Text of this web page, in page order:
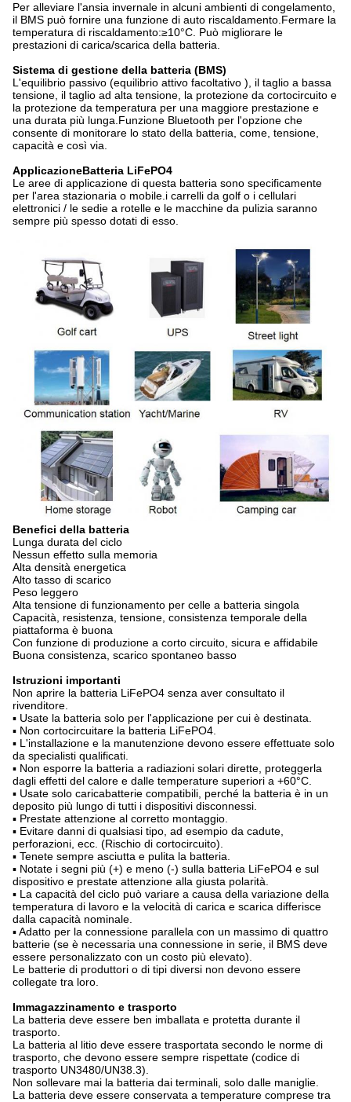
Per alleviare l'ansia invernale in alcuni ambienti di congelamento,
il BMS può fornire una funzione di auto riscaldamento.Fermare la
temperatura di riscaldamento:≥10°C. Può migliorare le
prestazioni di carica/scarica della batteria.
Sistema di gestione della batteria (BMS)
L'equilibrio passivo (equilibrio attivo facoltativo ), il taglio a bassa
tensione, il taglio ad alta tensione, la protezione da cortocircuito e
la protezione da temperatura per una maggiore prestazione e
una durata più lunga.Funzione Bluetooth per l'opzione che
consente di monitorare lo stato della batteria, come, tensione,
capacità e così via.
ApplicazioneBatteria LiFePO4
Le aree di applicazione di questa batteria sono specificamente
per l'area stazionaria o mobile.i carrelli da golf o i cellulari
elettronici / le sedie a rotelle e le macchine da pulizia saranno
sempre più spesso dotati di esso.
Benefici della batteria
Lunga durata del ciclo
Nessun effetto sulla memoria
Alta densità energetica
Alto tasso di scarico
Peso leggero
Alta tensione di funzionamento per celle a batteria singola
Capacità, resistenza, tensione, consistenza temporale della
piattaforma è buona
Con funzione di produzione a corto circuito, sicura e affidabile
Buona consistenza, scarico spontaneo basso
Istruzioni importanti
Non aprire la batteria LiFePO4 senza aver consultato il
rivenditore.
▪ Usate la batteria solo per l'applicazione per cui è destinata.
▪ Non cortocircuitare la batteria LiFePO4.
▪ L'installazione e la manutenzione devono essere effettuate solo
da specialisti qualificati.
▪ Non esporre la batteria a radiazioni solari dirette, proteggerla
dagli effetti del calore e dalle temperature superiori a +60°C.
▪ Usate solo caricabatterie compatibili, perché la batteria è in un
deposito più lungo di tutti i dispositivi disconnessi.
▪ Prestate attenzione al corretto montaggio.
▪ Evitare danni di qualsiasi tipo, ad esempio da cadute,
perforazioni, ecc. (Rischio di cortocircuito).
▪ Tenete sempre asciutta e pulita la batteria.
▪ Notate i segni più (+) e meno (-) sulla batteria LiFePO4 e sul
dispositivo e prestate attenzione alla giusta polarità.
▪ La capacità del ciclo può variare a causa della variazione della
temperatura di lavoro e la velocità di carica e scarica differisce
dalla capacità nominale.
▪ Adatto per la connessione parallela con un massimo di quattro
batterie (se è necessaria una connessione in serie, il BMS deve
essere personalizzato con un costo più elevato).
Le batterie di produttori o di tipi diversi non devono essere
collegate tra loro.
Immagazzinamento e trasporto
La batteria deve essere ben imballata e protetta durante il
trasporto.
La batteria al litio deve essere trasportata secondo le norme di
trasporto, che devono essere sempre rispettate (codice di
trasporto UN3480/UN38.3).
Non sollevare mai la batteria dai terminali, solo dalle maniglie.
La batteria deve essere conservata a temperature comprese tra